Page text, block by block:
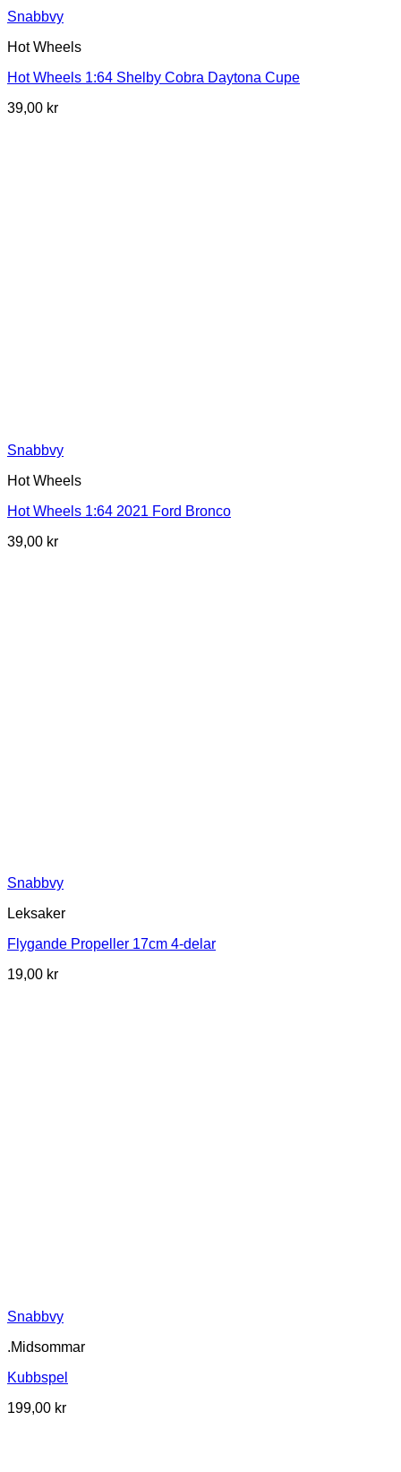
Snabbvy
Hot Wheels
Hot Wheels 1:64 Shelby Cobra Daytona Cupe
39,00 kr
Snabbvy
Hot Wheels
Hot Wheels 1:64 2021 Ford Bronco
39,00 kr
Snabbvy
Leksaker
Flygande Propeller 17cm 4-delar
19,00 kr
Snabbvy
.Midsommar
Kubbspel
199,00 kr